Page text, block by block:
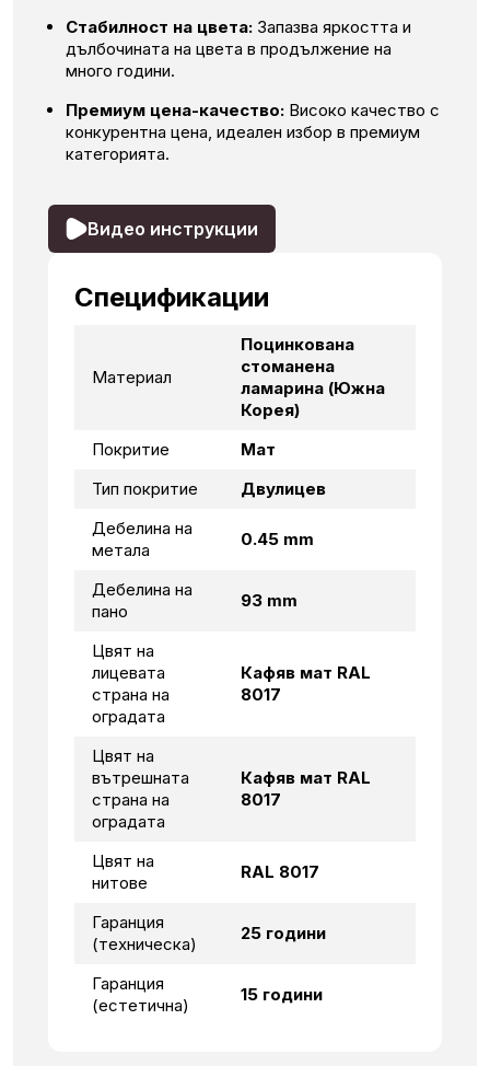
Стабилност на цвета: Запазва яркостта и
дълбочината на цвета в продължение на
много години.
Премиум цена-качество: Високо качество с
конкурентна цена, идеален избор в премиум
категорията.
Видео инструкции
Спецификации
Материал
Поцинкована
стоманена
ламарина (Южна
Корея)
Покритие
Мат
Тип покритие
Двулицев
Дебелина на
метала
0.45 mm
Дебелина на
пано
93 mm
Цвят на
лицевата
страна на
оградата
Кафяв мат RAL
8017
Цвят на
вътрешната
страна на
оградата
Кафяв мат RAL
8017
Цвят на
нитове
RAL 8017
Гаранция
(техническа)
25 години
Гаранция
(естетична)
15 години